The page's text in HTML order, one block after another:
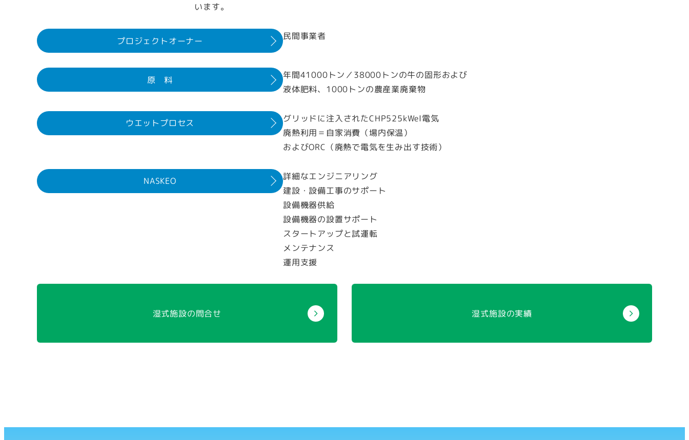
います。
プロジェクトオーナー 民間事業者
原 料
年間41000トン／38000トンの牛の固形および
液体肥料、1000トンの農産業廃棄物
ウエットプロセス
グリッドに注入されたCHP525kWel電気
廃熱利用＝自家消費（場内保温）
およびORC（廃熱で電気を生み出す技術）
NASKEO
詳細なエンジニアリング
建設・設備工事のサポート
設備機器供給
設備機器の設置サポート
スタートアップと試運転
メンテナンス
運用支援
湿式施設の問合せ 湿式施設の実績